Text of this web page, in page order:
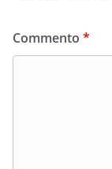
Commento *